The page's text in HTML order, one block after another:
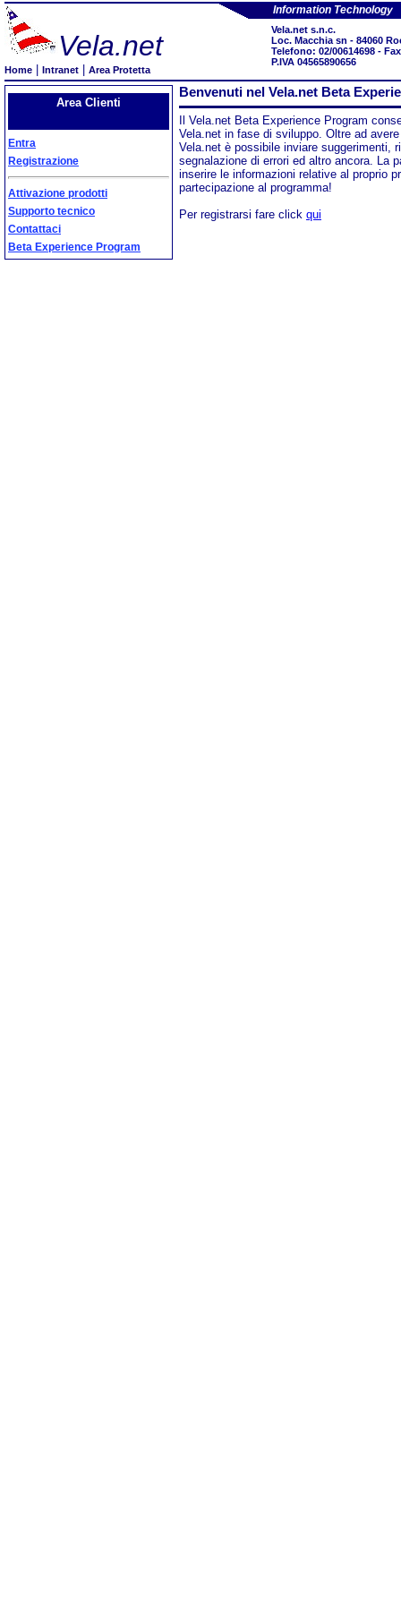
Vela.net
Home Intranet Area Protetta
Information Technology
Vela.net s.n.c.
Loc. Macchia sn - 84060
Telefono: 02/00614698 -
P.IVA 04565890656
Benvenuti nel Vela.net Beta
Il Vela.net Beta Experience Program
Vela.net in fase di sviluppo. Oltre ad
Vela.net è possibile inviare suggerimenti,
segnalazione di errori ed altro ancora. La
inserire le informazioni relative al proprio
partecipazione al programma!
Per registrarsi fare click qui
Area Clienti
Entra
Registrazione
Attivazione prodotti
Supporto tecnico
Contattaci
Beta Experience Program